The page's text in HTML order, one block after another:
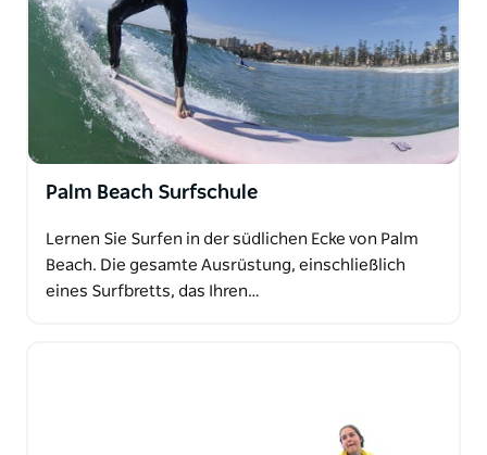
einem der schönsten Küstenabschnitte der Welt
vorbereiten!
Palm Beach Surfschule
Lernen Sie Surfen in der südlichen Ecke von Palm
Beach. Die gesamte Ausrüstung, einschließlich
eines Surfbretts, das Ihren…